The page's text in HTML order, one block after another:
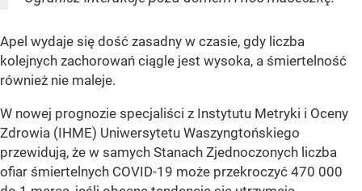
Apel wydaje się dość zasadny w czasie, gdy liczba
kolejnych zachorowań ciągle jest wysoka, a śmiertelność
również nie maleje.
W nowej prognozie specjaliści z Instytutu Metryki i Oceny
Zdrowia (IHME) Uniwersytetu Waszyngtońskiego
przewidują, że w samych Stanach Zjednoczonych liczba
ofiar śmiertelnych COVID-19 może przekroczyć 470 000